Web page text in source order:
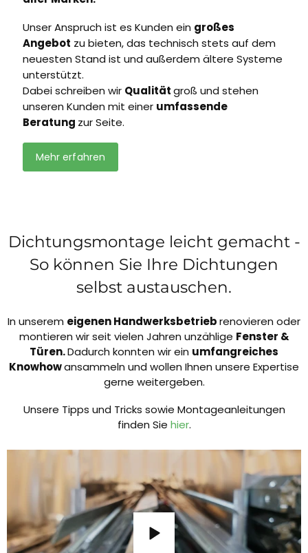
Unser Anspruch ist es Kunden ein großes
Angebot zu bieten, das technisch stets auf dem
neuesten Stand ist und außerdem ältere Systeme
unterstützt.
Dabei schreiben wir Qualitätgroß und stehen
unseren Kunden mit einer umfassende
Beratung zur Seite.
Mehr erfahren
Dichtungsmontage leicht gemacht -
So können Sie Ihre Dichtungen
selbst austauschen.
In unserem eigenen Handwerksbetriebrenovieren oder
montieren wir seit vielen Jahren unzählige Fenster &
Türen.Dadurch konnten wir ein umfangreiches
Knowhowansammeln und wollen Ihnen unsere Expertise
gerne weitergeben.
Unsere Tipps und Tricks sowie Montageanleitungen
finden Sie hier.